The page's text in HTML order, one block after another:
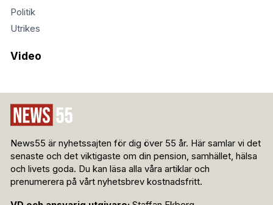
Politik
Utrikes
Video
News55 är nyhetssajten för dig över 55 år. Här samlar vi det
senaste och det viktigaste om din pension, samhället, hälsa
och livets goda. Du kan läsa alla våra artiklar och
prenumerera på vårt nyhetsbrev kostnadsfritt.